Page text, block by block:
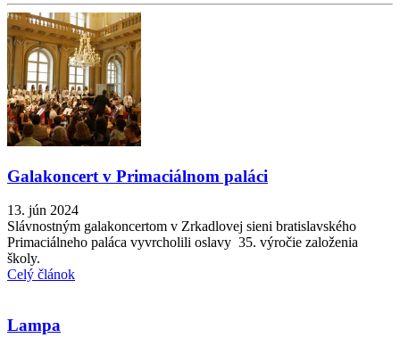
Galakoncert v Primaciálnom paláci
13. jún 2024
Slávnostným galakoncertom v Zrkadlovej sieni bratislavského
Primaciálneho paláca vyvrcholili oslavy 35. výročie založenia
školy.
Celý článok
Lampa